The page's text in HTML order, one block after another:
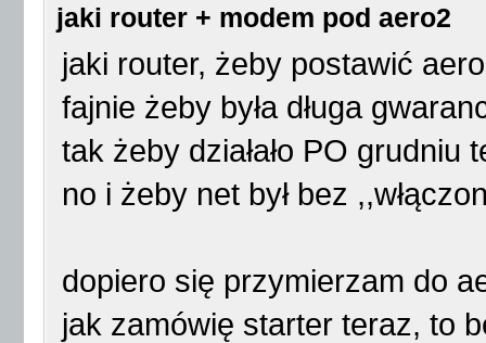
jaki router + modem pod aero2
jaki router, żeby postawić
fajnie żeby była długa
tak żeby działało PO grudniu
no i żeby net był bez
dopiero się przymierzam do
jak zamówię starter teraz, to